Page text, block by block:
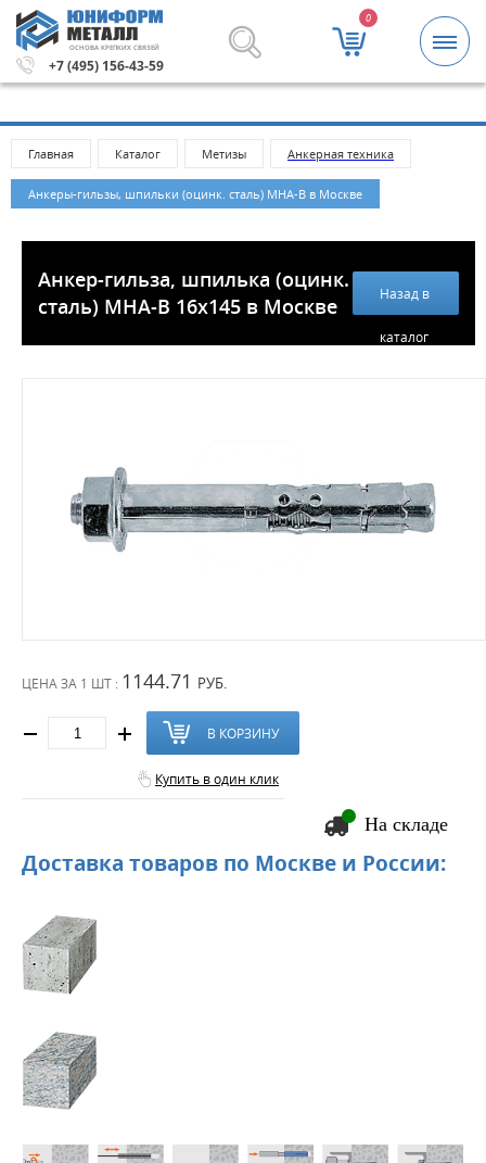
ОСНОВА КРЕПКИХ СВЯЗЕЙ
+7 (495) 156-43-59
0
Метизы и крепежные изделия оптом. Минимальная
Главная Каталог Метизы Анкерная техника
Анкеры-гильзы, шпильки (оцинк. сталь) МНА-В в Москве
Анкер-гильза, шпилька (оцинк.
сталь) MHA-B 16х145 в Москве
Назад в
каталог
ЦЕНА ЗА 1 ШТ : 1144.71 РУБ.
В КОРЗИНУ
Купить в один клик
На складе
Доставка товаров по Москве и России: